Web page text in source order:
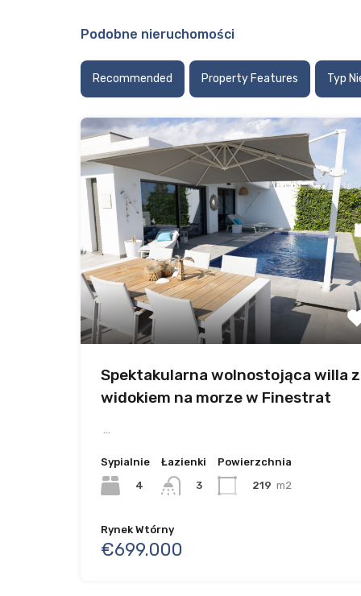
Podobne nieruchomości
Recommended Property Features Typ
Spektakularna wolnostojąca willa z
widokiem na morze w Finestrat
…
Sypialnie
4
Łazienki
3
Powierzchnia
219 m2
Rynek Wtórny
€699.000